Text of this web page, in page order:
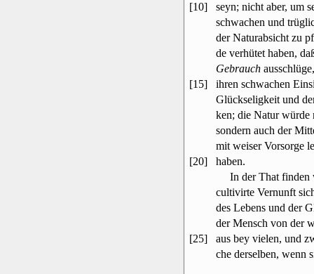
[10]
seyn; nicht aber, um
schwachen und
der Naturabsicht zu
de verhütet haben,
Gebrauch
[15]
ihren schwachen
Glückseligkeit und
ken; die Natur würde
sondern auch der
mit weiser Vorsorge
[20]
haben.
In der That finden
cultivirte Vernunft
des Lebens und der
der Mensch von der
[25]
aus bey vielen, und
che derselben, wenn